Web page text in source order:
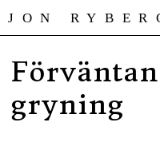
JON
gryning